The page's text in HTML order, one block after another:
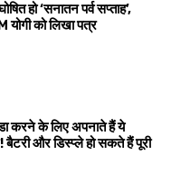
हो ‘सनातन पर्व सप्ताह’,
योगी को लिखा पत्र
करने के लिए अपनाते हैं ये
बैटरी और डिस्प्ले हो सकते हैं पूरी